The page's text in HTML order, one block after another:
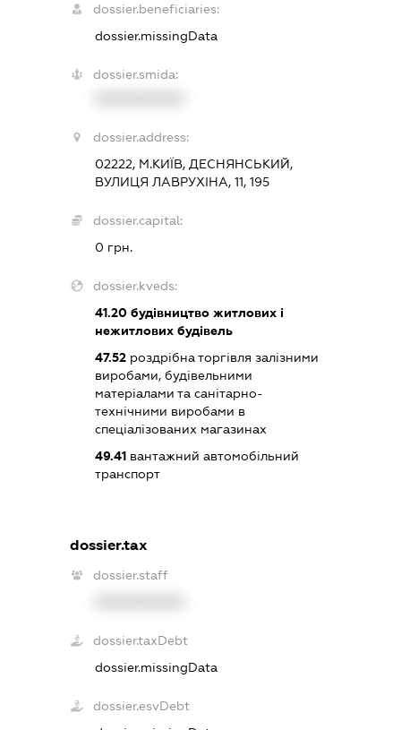
dossier.beneficiaries:
dossier.missingData
dossier.smida:
dossier.address:
02222, М.КИЇВ, ДЕСНЯНСЬКИЙ,
ВУЛИЦЯ ЛАВРУХІНА, 11, 195
dossier.capital:
0 грн.
dossier.kveds:
41.20будівництво житлових і
нежитлових будівель
47.52роздрібна торгівля залізними
виробами, будівельними
матеріалами та санітарно-
технічними виробами в
спеціалізованих магазинах
49.41вантажний автомобільний
транспорт
dossier.tax
dossier.staff
dossier.taxDebt
dossier.missingData
dossier.esvDebt